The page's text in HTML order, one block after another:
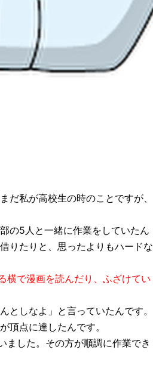
だ私が高校生の時のことですが、
の5人と一緒に作業をしていたん
りたりと、思ったよりもハードな
横で漫画を読んだり、ふざけてい
としなよ」と言っていたんです。
頂点に達したんです。
ました。その方が順調に作業でき